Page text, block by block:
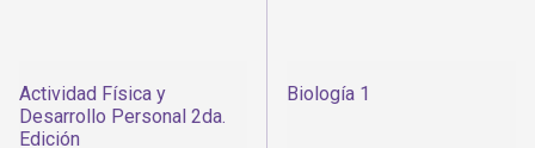
Actividad Física y
Desarrollo Personal 2da.
Edición
Biología 1